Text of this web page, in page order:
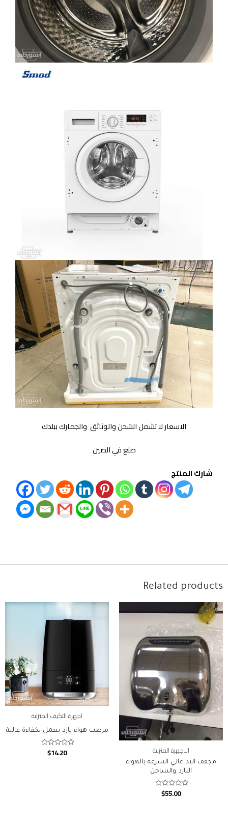
الاسعار لا تشمل الشحن والوثائق والجمارك ببلدك
صنع في الصين
شارك المنتج
Related products
الاجهزة المنزلية
مجفف اليد عالي السرعة بالهواء
البارد والساخن
Rated
$55.00
اجهزة التكيف المنزلية
مرطب هواء بارد يعمل بكفاءة عالية
Rated
$14.20